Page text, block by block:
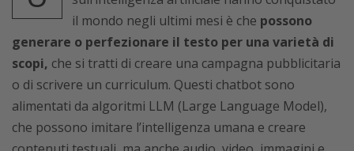
il mondo negli ultimi mesi è che possono
generare o perfezionare il testo per una varietà di
scopi, che si tratti di creare una campagna pubblicitaria
o di scrivere un curriculum. Questi chatbot sono
alimentati da algoritmi LLM (Large Language Model),
che possono imitare l’intelligenza umana e creare